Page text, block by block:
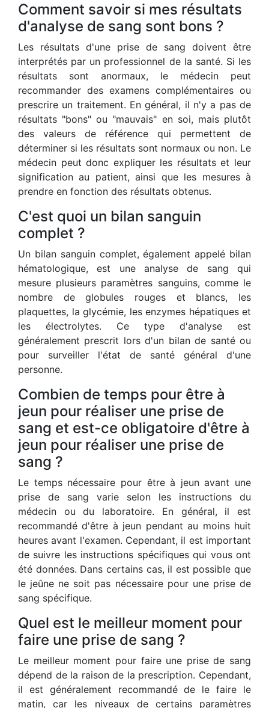
Comment savoir si mes résultats
d'analyse de sang sont bons ?
Les résultats d'une prise de sang doivent être
interprétés par un professionnel de la santé. Si les
résultats sont anormaux, le médecin peut
recommander des examens complémentaires ou
prescrire un traitement. En général, il n'y a pas de
résultats "bons" ou "mauvais" en soi, mais plutôt
des valeurs de référence qui permettent de
déterminer si les résultats sont normaux ou non. Le
médecin peut donc expliquer les résultats et leur
signification au patient, ainsi que les mesures à
prendre en fonction des résultats obtenus.
C'est quoi un bilan sanguin
complet ?
Un bilan sanguin complet, également appelé bilan
hématologique, est une analyse de sang qui
mesure plusieurs paramètres sanguins, comme le
nombre de globules rouges et blancs, les
plaquettes, la glycémie, les enzymes hépatiques et
les électrolytes. Ce type d'analyse est
généralement prescrit lors d'un bilan de santé ou
pour surveiller l'état de santé général d'une
personne.
Combien de temps pour être à
jeun pour réaliser une prise de
sang et est-ce obligatoire d'être à
jeun pour réaliser une prise de
sang ?
Le temps nécessaire pour être à jeun avant une
prise de sang varie selon les instructions du
médecin ou du laboratoire. En général, il est
recommandé d'être à jeun pendant au moins huit
heures avant l'examen. Cependant, il est important
de suivre les instructions spécifiques qui vous ont
été données. Dans certains cas, il est possible que
le jeûne ne soit pas nécessaire pour une prise de
sang spécifique.
Quel est le meilleur moment pour
faire une prise de sang ?
Le meilleur moment pour faire une prise de sang
dépend de la raison de la prescription. Cependant,
il est généralement recommandé de le faire le
matin, car les niveaux de certains paramètres